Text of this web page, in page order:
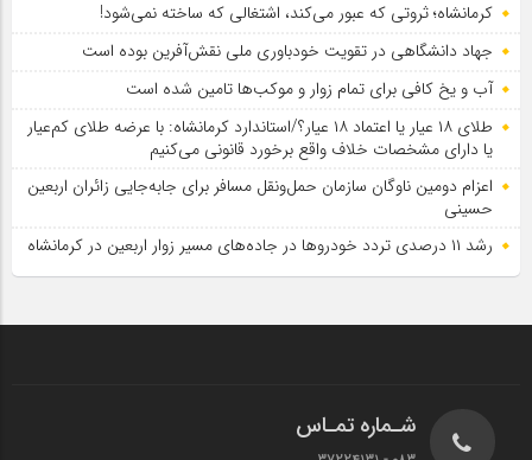
کرمانشاه؛ ثروتی که عبور می‌کند، اشتغالی که ساخته نمی‌شود!
جهاد دانشگاهی در تقویت خودباوری ملی نقش‌آفرین بوده است
آب و یخ کافی برای تمام زوار و موکب‌ها تامین شده است
طلای ۱۸ عیار یا اعتماد ۱۸ عیار؟/استاندارد کرمانشاه: با عرضه طلای کم‌عیار
یا دارای مشخصات خلاف واقع برخورد قانونی می‌کنیم
اعزام دومین ناوگان سازمان حمل‌ونقل مسافر برای جابه‌جایی زائران اربعین
حسینی
رشد ۱۱ درصدی تردد خودروها در جاده‌های مسیر زوار اربعین در کرمانشاه
شـماره تمـاس